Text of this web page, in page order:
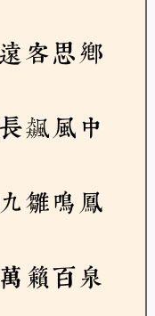
客思鄉
飆風中
雛鳴鳳
籟百泉